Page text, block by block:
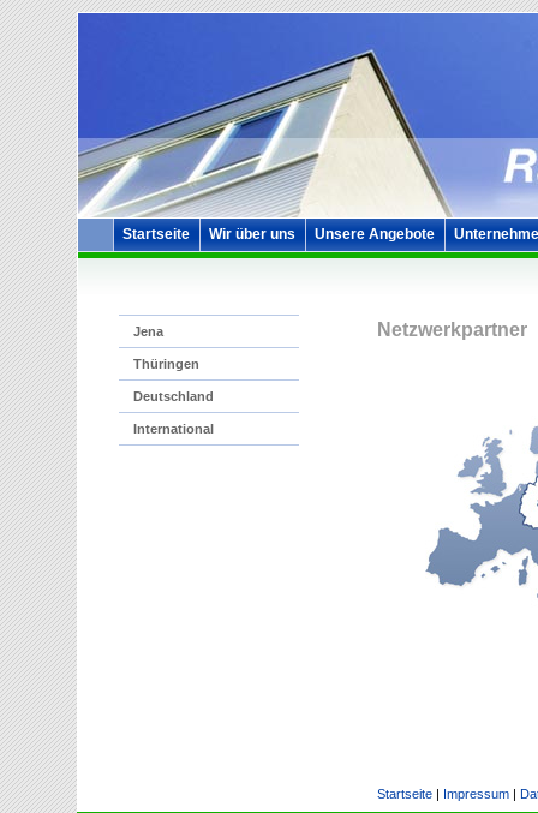
Startseite Wir über uns Unsere Angebote
Jena
Thüringen
Deutschland
International
Netzwerkpartner
Startseite| Impressum|